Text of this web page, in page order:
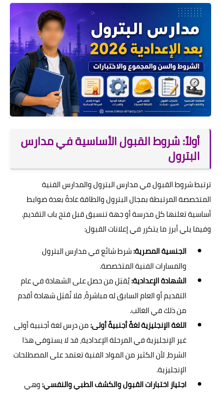
أولاً: شروط القبول الأساسية في مدارس
البترول
ترتبط شروط القبول في مدارس البترول والمدارس الفنية
المتخصصة المرتبطة بمجال البترول والطاقة عادةً بعدة ضوابط
أساسية تعلنها كل مدرسة أو جهة تنسيق قبل فتح باب التقديم.
وفيما يلي أبرز ما يتكرر في إعلانات القبول:
الجنسية المصرية:شرط شائع في مدارس البترول
والمسارات الفنية المتخصصة.
الشهادة الإعدادية:يُقبَل من حصل على الشهادة في عام
التقديم أو العام السابق له مباشرةً، فلا تُقبَل شهادة أقدم
من ذلك في الغالب.
اللغة الإنجليزية لغةً أجنبيةً أولى:من درس لغة أجنبية أولى
غير الإنجليزية في المرحلة الإعدادية، قد لا يستوفي هذا
الشرط، لأن الكثير من المواد الفنية تعتمد على المصطلحات
الإنجليزية.
اجتياز اختبارات القبول والكشف الطبي والنفسي:وهي